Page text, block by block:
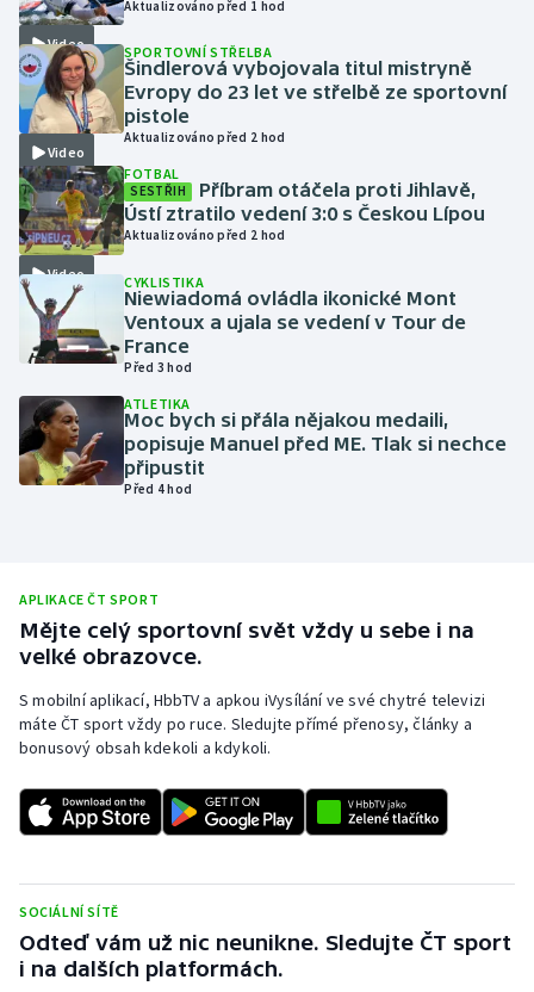
Jezdectví
Judo
Krasobruslení
Lezení
Lyže a snowboard
Moderní pětiboj
Motorsport
Olympijské hry
Parasport
Ragby
Rychlobruslení
Rychlostní kanoistika
Short track
Stolní tenis
Triatlon
Video
Aktualizováno před 1 hod
Video
SPORTOVNÍ STŘELBA
Šindlerová vybojovala titul mistryně
Evropy do 23 let ve střelbě ze sportovní
pistole
Aktualizováno před 2 hod
Video
FOTBAL
SESTŘIH
Příbram otáčela proti Jihlavě,
Ústí ztratilo vedení 3:0 s Českou Lípou
Aktualizováno před 2 hod
CYKLISTIKA
Niewiadomá ovládla ikonické Mont
Ventoux a ujala se vedení v Tour de
France
Před 3 hod
ATLETIKA
Moc bych si přála nějakou medaili,
popisuje Manuel před ME. Tlak si nechce
připustit
Před 4 hod
APLIKACE ČT SPORT
Mějte celý sportovní svět vždy u sebe i na
velké obrazovce.
S mobilní aplikací, HbbTV a apkou iVysílání ve své chytré televizi
máte ČT sport vždy po ruce. Sledujte přímé přenosy, články a
bonusový obsah kdekoli a kdykoli.
SOCIÁLNÍ SÍTĚ
Odteď vám už nic neunikne. Sledujte ČT sport
i na dalších platformách.